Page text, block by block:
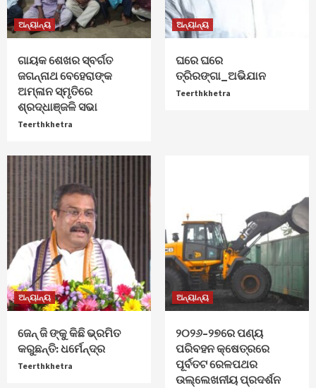
ଅନ୍ୟାନ୍ୟ
ଗାୟକ ଶେଖର ସ୍ବର୍ଗତ
ଜଗନ୍ନାଥ ବେହେରାଙ୍କ
ଅମ୍ଳାନ ସ୍ମୃତିରେ
ଶ୍ରଦ୍ଧାଞ୍ଜଳି ସଭା
Teerthkhetra
ଅନ୍ୟାନ୍ୟ
ଘରେ ଘରେ
ତ୍ରିରଙ୍ଗା_ଅଭିଯାନ
Teerthkhetra
ଅନ୍ୟାନ୍ୟ
ଜେନ୍‌ ଜି ଙ୍କୁ କିଛି ଭ୍ରମିତ
କରୁଛନ୍ତି: ଧର୍ମେନ୍ଦ୍ର
Teerthkhetra
ଅନ୍ୟାନ୍ୟ
୨୦୨୬–୨୭ରେ ପଣ୍ୟ
ପରିବହନ କ୍ଷେତ୍ରରେ
ପୂର୍ବତଟ ରେଳପଥର
ଉଲ୍ଲେଖନୀୟ ପ୍ରଦର୍ଶନ